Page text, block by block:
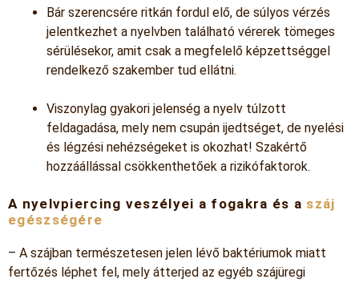
Bár szerencsére ritkán fordul elő, de súlyos vérzés
jelentkezhet a nyelvben található vérerek tömeges
sérülésekor, amit csak a megfelelő képzettséggel
rendelkező szakember tud ellátni.
Viszonylag gyakori jelenség a nyelv túlzott
feldagadása, mely nem csupán ijedtséget, de nyelési
és légzési nehézségeket is okozhat! Szakértő
hozzáállással csökkenthetőek a rizikófaktorok.
A nyelvpiercing veszélyei a fogakra és a száj
egészségére
– A szájban természetesen jelen lévő baktériumok miatt
fertőzés léphet fel, mely átterjed az egyéb szájüregi